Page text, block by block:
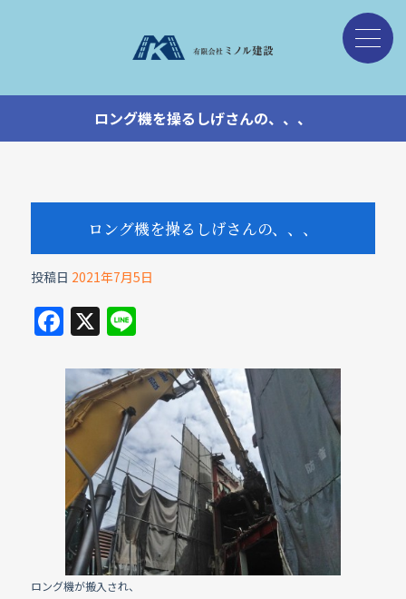
ロング機を操るしげさんの、、、
ロング機を操るしげさんの、、、
投稿日 2021年7月5日
F
a
c
e
b
o
o
k
X Li
e
ロング機が搬入され、